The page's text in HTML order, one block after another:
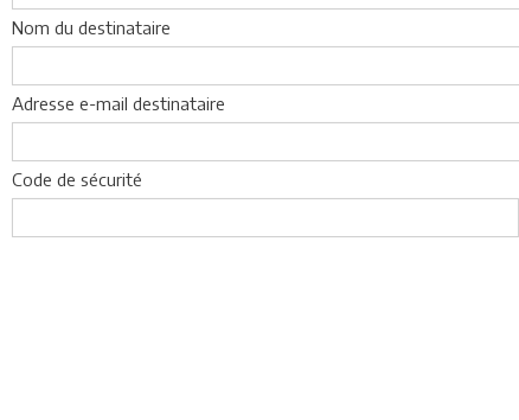
Nom du destinataire
Adresse e-mail destinataire
Code de sécurité